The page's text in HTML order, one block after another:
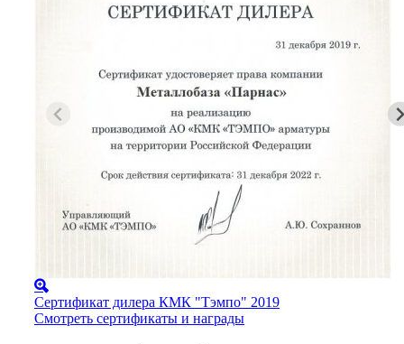
Сертификат дилера КМК "Тэмпо" 2019
Смотреть сертификаты и награды